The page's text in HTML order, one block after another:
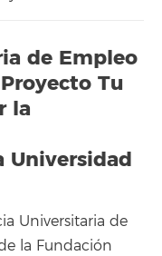
de Empleo
Tu
la
Universitaria de
la Fundación